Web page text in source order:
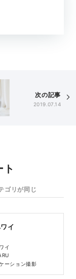
次の記事
2019.07.14
ゴリが同じ
イ
イ
ーション撮影